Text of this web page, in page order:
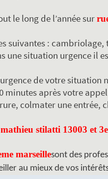
le long de l’année sur
suivantes :
une situation urgence il
de votre situation
minutes après votre
colmater une entrée,
stilatti 13003 et
marseillesont des
au mieux de vos